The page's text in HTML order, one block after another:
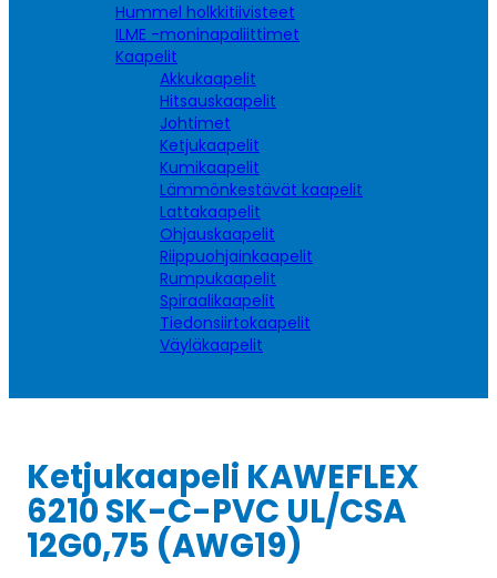
Hummel holkkitiivisteet
ILME -moninapaliittimet
Kaapelit
Akkukaapelit
Hitsauskaapelit
Johtimet
Ketjukaapelit
Kumikaapelit
Lämmönkestävät kaapelit
Lattakaapelit
Ohjauskaapelit
Riippuohjainkaapelit
Rumpukaapelit
Spiraalikaapelit
Tiedonsiirtokaapelit
Väyläkaapelit
Ketjukaapeli KAWEFLEX
6210 SK-C-PVC UL/CSA
12G0,75 (AWG19)